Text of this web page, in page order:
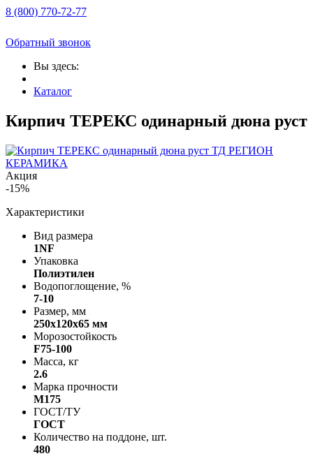
8 (800) 770-72-77
Обратный звонок
Вы здесь:
Каталог
Кирпич ТЕРЕКС одинарный дюна руст
Акция
-15%
Характеристики
Вид размера
1NF
Упаковка
Полиэтилен
Водопоглощение, %
7-10
Размер, мм
250х120х65 мм
Морозостойкость
F75-100
Масса, кг
2.6
Марка прочности
M175
ГОСТ/ТУ
ГОСТ
Количество на поддоне, шт.
480